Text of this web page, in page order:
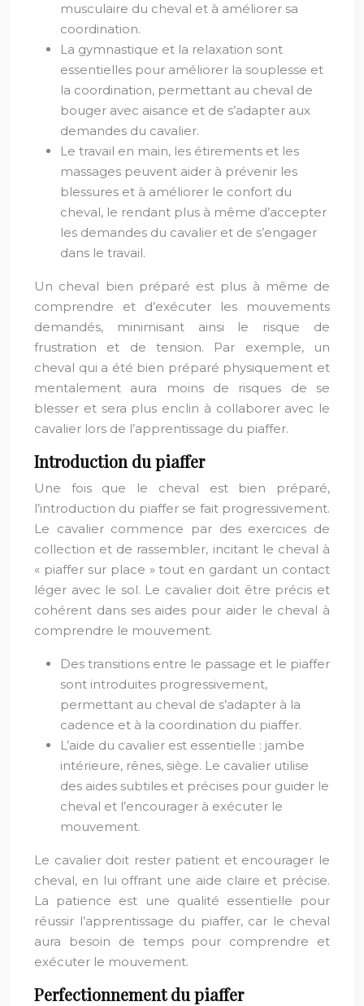
musculaire du cheval et à améliorer sa
coordination.
La gymnastique et la relaxation sont
essentielles pour améliorer la souplesse et
la coordination, permettant au cheval de
bouger avec aisance et de s’adapter aux
demandes du cavalier.
Le travail en main, les étirements et les
massages peuvent aider à prévenir les
blessures et à améliorer le confort du
cheval, le rendant plus à même d’accepter
les demandes du cavalier et de s’engager
dans le travail.
Un cheval bien préparé est plus à même de
comprendre et d’exécuter les mouvements
demandés, minimisant ainsi le risque de
frustration et de tension. Par exemple, un
cheval qui a été bien préparé physiquement et
mentalement aura moins de risques de se
blesser et sera plus enclin à collaborer avec le
cavalier lors de l’apprentissage du piaffer.
Introduction du piaffer
Une fois que le cheval est bien préparé,
l’introduction du piaffer se fait progressivement.
Le cavalier commence par des exercices de
collection et de rassembler, incitant le cheval à
« piaffer sur place » tout en gardant un contact
léger avec le sol. Le cavalier doit être précis et
cohérent dans ses aides pour aider le cheval à
comprendre le mouvement.
Des transitions entre le passage et le piaffer
sont introduites progressivement,
permettant au cheval de s’adapter à la
cadence et à la coordination du piaffer.
L’aide du cavalier est essentielle : jambe
intérieure, rênes, siège. Le cavalier utilise
des aides subtiles et précises pour guider le
cheval et l’encourager à exécuter le
mouvement.
Le cavalier doit rester patient et encourager le
cheval, en lui offrant une aide claire et précise.
La patience est une qualité essentielle pour
réussir l’apprentissage du piaffer, car le cheval
aura besoin de temps pour comprendre et
exécuter le mouvement.
Perfectionnement du piaffer